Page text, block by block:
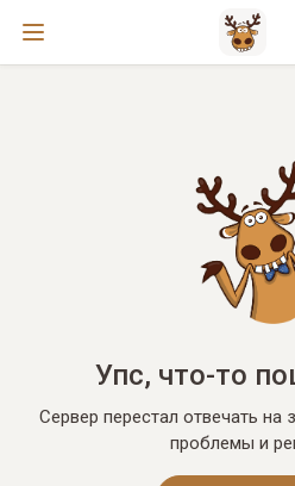
Упс, что-то
Сервер перестал отвечать
проблемы и